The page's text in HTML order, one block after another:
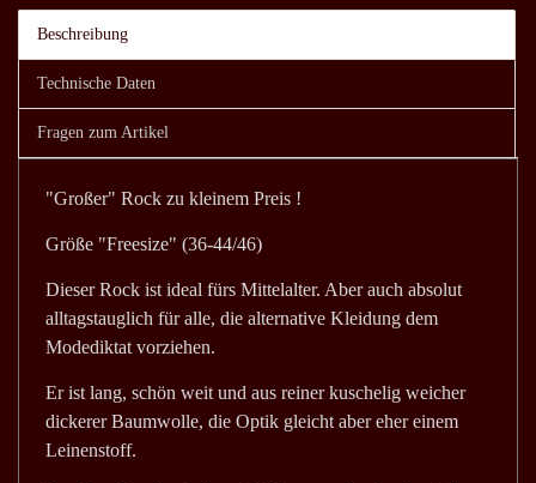
Beschreibung
Technische Daten
Fragen zum Artikel
"Großer" Rock zu kleinem Preis !
Größe "Freesize" (36-44/46)
Dieser Rock ist ideal fürs Mittelalter. Aber auch absolut
alltagstauglich für alle, die alternative Kleidung dem
Modediktat vorziehen.
Er ist lang, schön weit und aus reiner kuschelig weicher
dickerer Baumwolle, die Optik gleicht aber eher einem
Leinenstoff.